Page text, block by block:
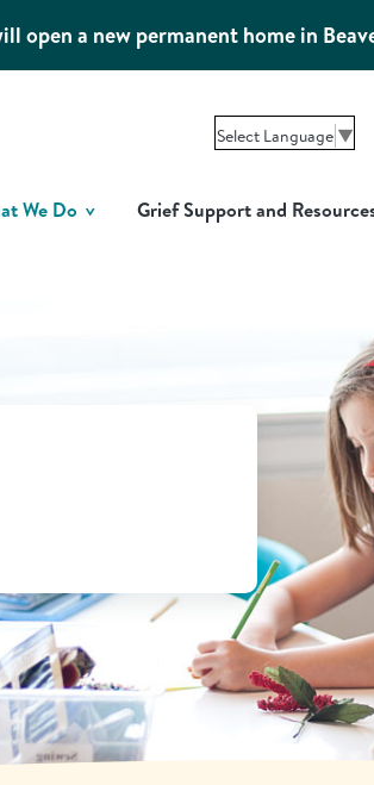
open a new permanent home in
Select Language ▼
We Do Grief Support and